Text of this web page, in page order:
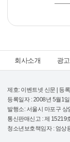
회사소개 광
제호: 이벤트넷 신문 | 등
등록일자 : 2008년 5월1
발행소: 서울시 마포구
통신판매신고 : 제 15219
청소년보호책임자 : 엄상